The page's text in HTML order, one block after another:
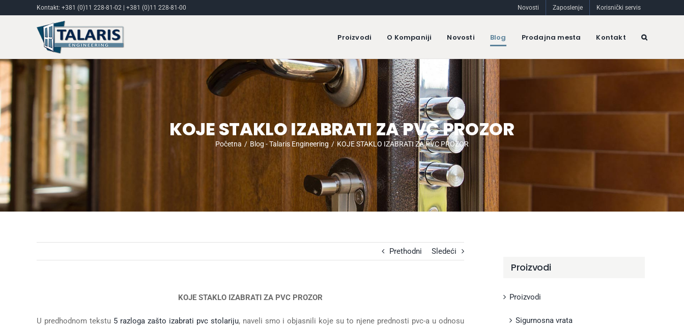
Kontakt: +381 (0)11 228-81-02 +381 (0)11 228-81-00 Novosti Zaposlenje Korisnički servis
Proizvodi O Kompaniji Novosti Blog Prodajna mesta Kontakt
KOJE STAKLO IZABRATI ZA PVC PROZOR
Početna Blog - Talaris Engineering KOJE STAKLO IZABRATI ZA PVC PROZOR
Prethodni Sledeći
KOJE STAKLO IZABRATI ZA PVC PROZOR
U predhodnom tekstu 5 razloga zašto izabrati pvc stolariju, naveli smo i objasnili koje su to njene prednosti pvc-a u odnosu
Proizvodi
Proizvodi
Sigurnosna vrata